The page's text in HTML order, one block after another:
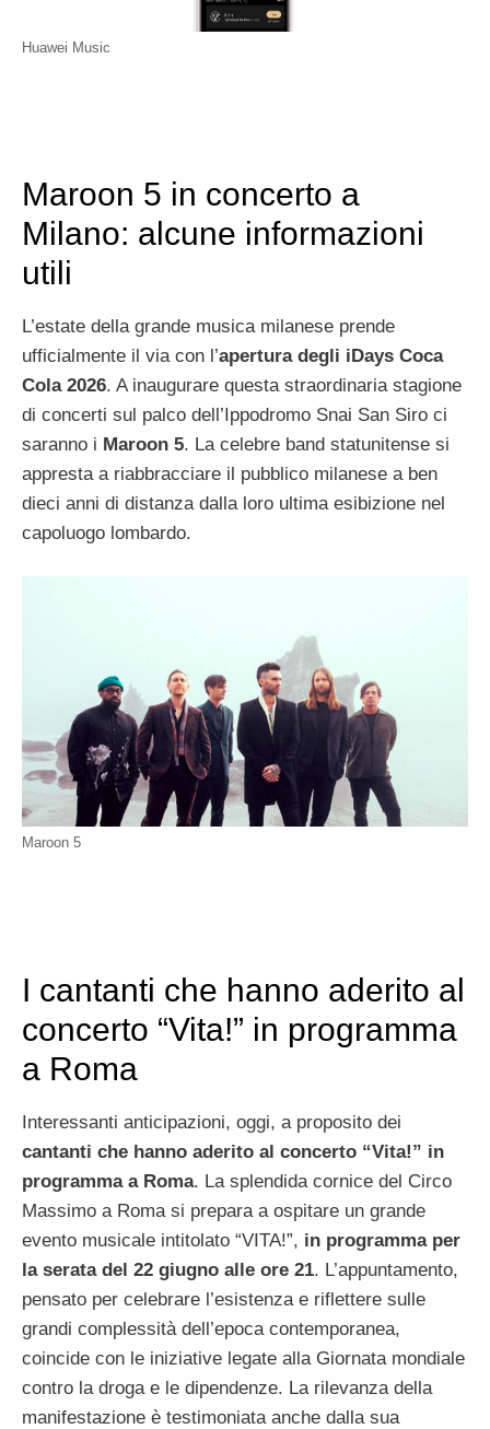
Huawei Music
Maroon 5 in concerto a
Milano: alcune informazioni
utili
L’estate della grande musica milanese prende
ufficialmente il via con l’apertura degli iDays Coca
Cola 2026. A inaugurare questa straordinaria stagione
di concerti sul palco dell’Ippodromo Snai San Siro ci
saranno i Maroon 5. La celebre band statunitense si
appresta a riabbracciare il pubblico milanese a ben
dieci anni di distanza dalla loro ultima esibizione nel
capoluogo lombardo.
Maroon 5
I cantanti che hanno aderito al
concerto “Vita!” in programma
a Roma
Interessanti anticipazioni, oggi, a proposito dei
cantanti che hanno aderito al concerto “Vita!” in
programma a Roma. La splendida cornice del Circo
Massimo a Roma si prepara a ospitare un grande
evento musicale intitolato “VITA!”, in programma per
la serata del 22 giugno alle ore 21. L’appuntamento,
pensato per celebrare l’esistenza e riflettere sulle
grandi complessità dell’epoca contemporanea,
coincide con le iniziative legate alla Giornata mondiale
contro la droga e le dipendenze. La rilevanza della
manifestazione è testimoniata anche dalla sua